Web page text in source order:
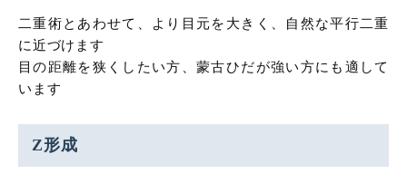
二重術とあわせて、より目元を大きく、自然な平行二重
に近づけます
目の距離を狭くしたい方、蒙古ひだが強い方にも適して
います
Z形成